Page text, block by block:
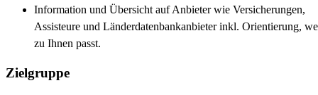
Information und Übersicht auf Anbieter wie Versicherungen,
Assisteure und Länderdatenbankanbieter inkl. Orientierung,
zu Ihnen passt.
Zielgruppe